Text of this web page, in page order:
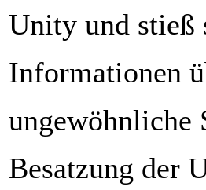
Unity und stieß
Informationen
ungewöhnliche
Besatzung der